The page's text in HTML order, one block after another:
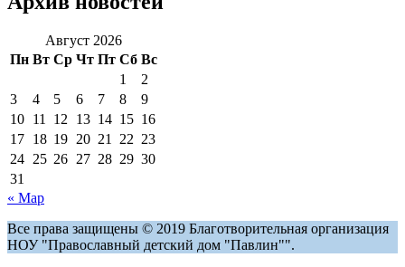
Август 2026
Пн Вт Ср Чт Пт Сб Вс
1
2
3
4 5 6 7 8
9
10 11 12 13 14 15 16
17 18 19 20 21 22 23
24 25 26 27 28 29 30
31
« Мар
Все права защищены © 2019 Благотворительная организация
НОУ "Православный детский дом "Павлин"".